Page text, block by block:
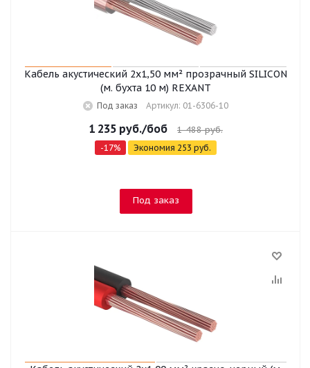
Кабель акустический 2х1,50 мм² прозрачный SILICON
(м. бухта 10 м) REXANT
Под заказ Артикул: 01-6306-10
1 235 руб./боб 1 488руб.
-17% Экономия 253 руб.
Под заказ